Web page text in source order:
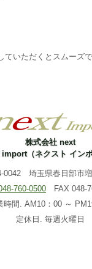
ていただくとスムーズ
株式会社 next
（ネクスト イン
0042 埼玉県春日部市
760-0500 FAX 048-
時間. AM10：00 ～
定休日. 毎週火曜日